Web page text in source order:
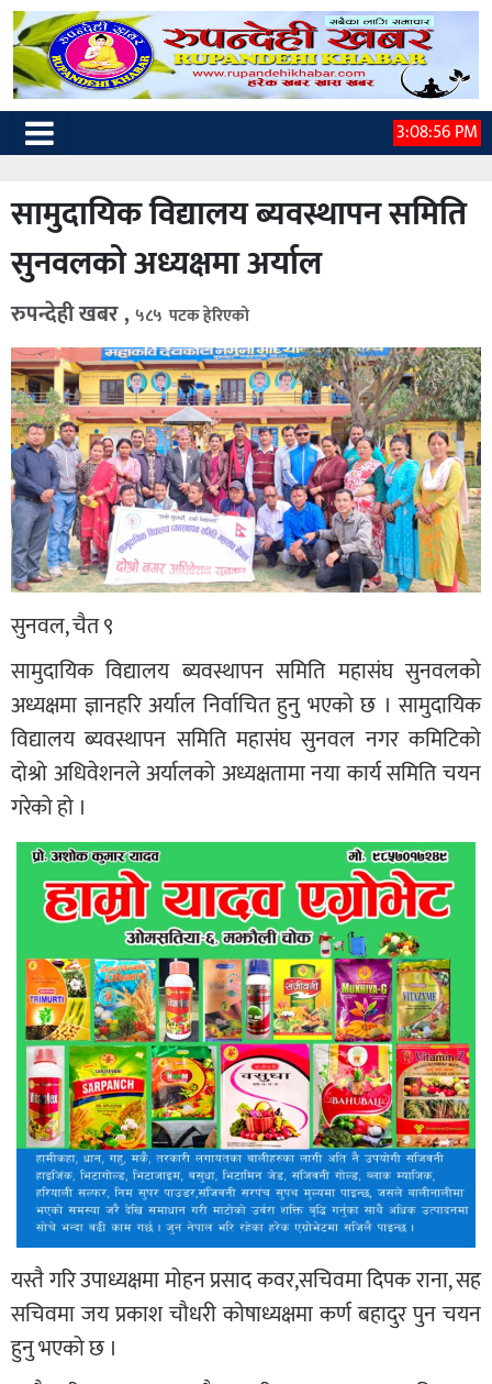
3:08:57 PM
सामुदायिक विद्यालय ब्यवस्थापन समिति
सुनवलको अध्यक्षमा अर्याल
रुपन्देही खबर , ५८५ पटक हेरिएको
सुनवल, चैत ९
सामुदायिक विद्यालय ब्यवस्थापन समिति महासंघ सुनवलको
अध्यक्षमा ज्ञानहरि अर्याल निर्वाचित हुनु भएको छ । सामुदायिक
विद्यालय ब्यवस्थापन समिति महासंघ सुनवल नगर कमिटिको
दोश्रो अधिवेशनले अर्यालको अध्यक्षतामा नया कार्य समिति चयन
गरेको हो ।
यस्तै गरि उपाध्यक्षमा मोहन प्रसाद कवर,सचिवमा दिपक राना, सह
सचिवमा जय प्रकाश चौधरी काेषाध्यक्षमा कर्ण बहादुर पुन चयन
हुनु भएको छ ।